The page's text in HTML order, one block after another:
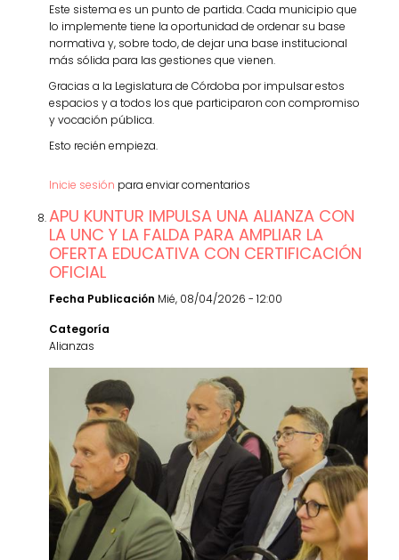
Este sistema es un punto de partida. Cada municipio que
lo implemente tiene la oportunidad de ordenar su base
normativa y, sobre todo, de dejar una base institucional
más sólida para las gestiones que vienen.
Gracias a la Legislatura de Córdoba por impulsar estos
espacios y a todos los que participaron con compromiso
y vocación pública.
Esto recién empieza.
Inicie sesión para enviar comentarios
APU KUNTUR IMPULSA UNA ALIANZA CON
LA UNC Y LA FALDA PARA AMPLIAR LA
OFERTA EDUCATIVA CON CERTIFICACIÓN
OFICIAL
Fecha Publicación Mié, 08/04/2026 - 12:00
Categoría
Alianzas